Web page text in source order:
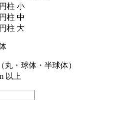
柱 小
柱 中
柱 大
丸・球体・半球体）
以上